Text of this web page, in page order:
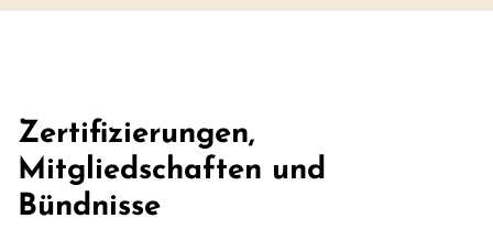
Zertifizierungen,
Mitgliedschaften und
Bündnisse